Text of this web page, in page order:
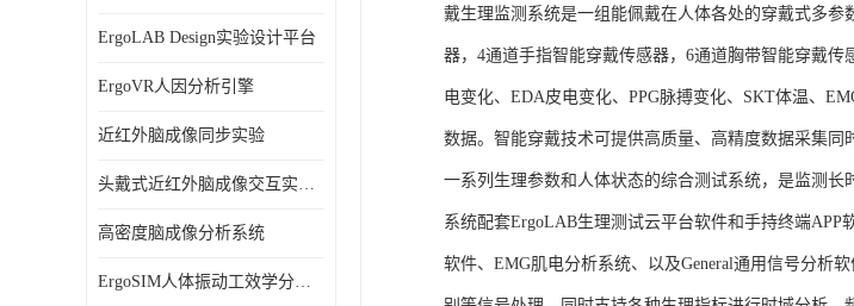
ErgoLAB Design实验设计平台
ErgoVR人因分析引擎
近红外脑成像同步实验
头戴式近红外脑成像交互实验室
高密度脑成像分析系统
ErgoSIM人体振动工效学分析系统
戴生理监测系统是一组能佩戴在人体各处的穿戴式多
器，4通道手指智能穿戴传感器，6通道胸带智能穿戴传
电变化、EDA皮电变化、PPG脉搏变化、SKT体温、
数据。智能穿戴技术可提供高质量、高精度数据采集
一系列生理参数和人体状态的综合测试系统，是监测长
系统配套ErgoLAB生理测试云平台软件和手持终端APP
软件、EMG肌电分析系统、以及General通用信号分析